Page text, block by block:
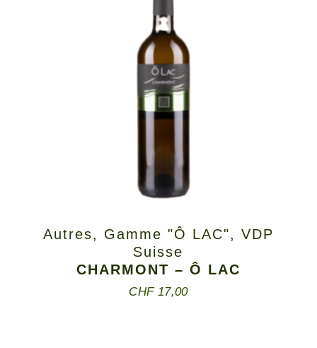
Autres, Gamme "Ô LAC", VDP
Suisse
CHARMONT – Ô LAC
CHF17,00